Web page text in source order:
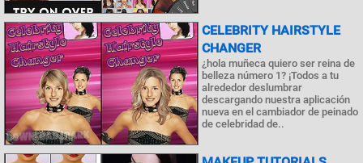
CELEBRITY HAIRSTYLE
CHANGER
¿hola muñeca quiero ser reina de
belleza número 1? ¡Todos a tu
alrededor deslumbrar
descargando nuestra aplicación
nueva en el cambiador de peinado
de celebridad de..